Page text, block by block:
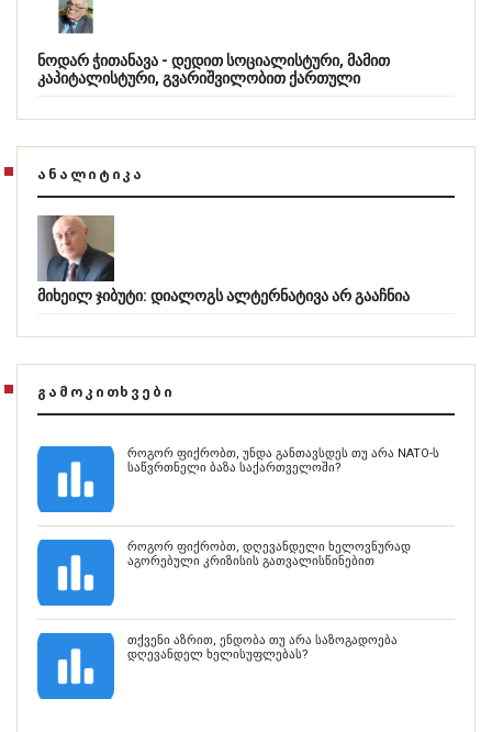
ნოდარ ჭითანავა - დედით სოციალისტური, მამით
კაპიტალისტური, გვარიშვილობით ქართული
ᲐᲜᲐᲚᲘᲢᲘᲙᲐ
მიხეილ ჯიბუტი: დიალოგს ალტერნატივა არ გააჩნია
ᲒᲐᲛᲝᲙᲘᲗᲮᲕᲔᲑᲘ
როგორ ფიქრობთ, უნდა განთავსდეს თუ არა NATO-ს
საწვრთნელი ბაზა საქართველოში?
როგორ ფიქრობთ, დღევანდელი ხელოვნურად
აგორებული კრიზისის გათვალისწინებით
თქვენი აზრით, ენდობა თუ არა საზოგადოება
დღევანდელ ხელისუფლებას?